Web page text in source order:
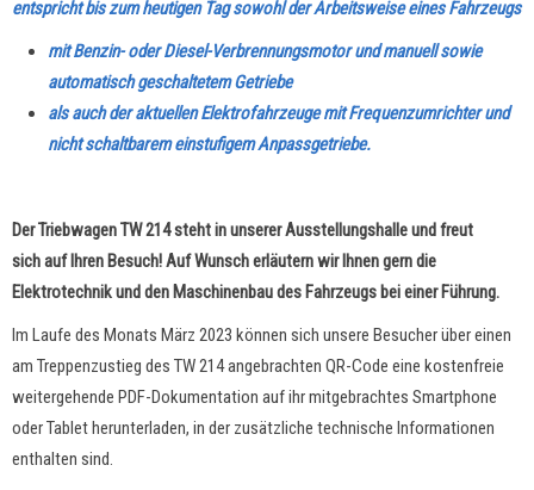
entspricht bis zum heutigen Tag sowohl der Arbeitsweise eines Fahrzeugs
mit Benzin- oder Diesel-Verbrennungsmotor und manuell sowie
automatisch geschaltetem Getriebe
als auch der aktuellen Elektrofahrzeuge mit Frequenzumrichter und
nicht schaltbarem einstufigem Anpassgetriebe.
Der Triebwagen TW 214 steht in unserer Ausstellungshalle und freut
sich auf Ihren Besuch! Auf Wunsch erläutern wir Ihnen gern die
Elektrotechnik und den Maschinenbau des Fahrzeugs bei einer Führung.
Im Laufe des Monats März 2023 können sich unsere Besucher über einen
am Treppenzustieg des TW 214 angebrachten QR-Code eine kostenfreie
weitergehende PDF-Dokumentation auf ihr mitgebrachtes Smartphone
oder Tablet herunterladen, in der zusätzliche technische Informationen
enthalten sind.